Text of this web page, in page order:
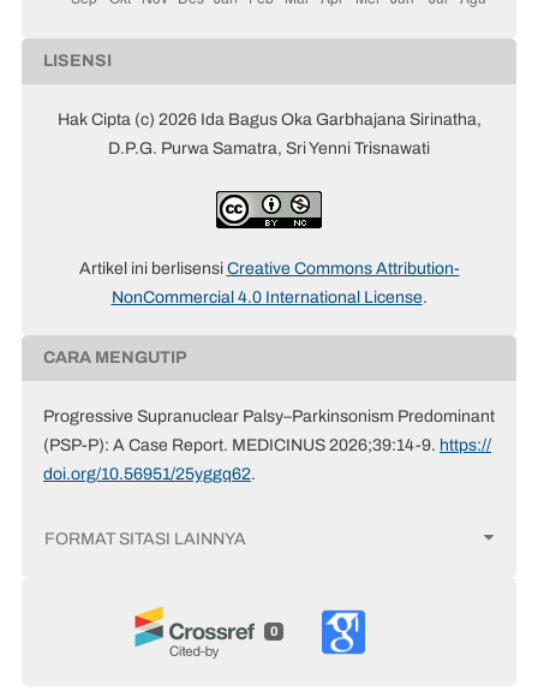
LISENSI
Hak Cipta (c) 2026 Ida Bagus Oka Garbhajana Sirinatha,
D.P.G. Purwa Samatra, Sri Yenni Trisnawati
Artikel ini berlisensiCreative Commons Attribution-
NonCommercial 4.0 International License.
CARA MENGUTIP
Progressive Supranuclear Palsy–Parkinsonism Predominant
(PSP-P): A Case Report. MEDICINUS 2026;39:14-9.https://
doi.org/10.56951/25yggq62.
FORMAT SITASI LAINNYA
0